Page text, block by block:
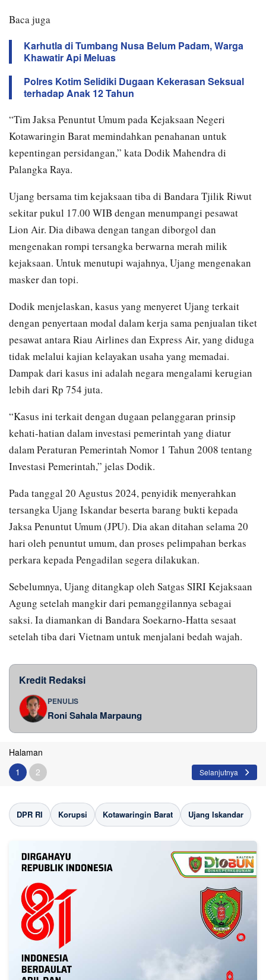
Baca juga
Karhutla di Tumbang Nusa Belum Padam, Warga
Khawatir Api Meluas
Polres Kotim Selidiki Dugaan Kekerasan Seksual
terhadap Anak 12 Tahun
“Tim Jaksa Penuntut Umum pada Kejaksaan Negeri
Kotawaringin Barat memindahkan penahanan untuk
kepentingan persidangan,” kata Dodik Mahendra di
Palangka Raya.
Ujang bersama tim kejaksaan tiba di Bandara Tjilik Riwut
sekitar pukul 17.00 WIB dengan menumpangi pesawat
Lion Air. Dia dibawa dengan tangan diborgol dan
mengenakan rompi tersangka berwarna merah milik
kejaksaan. Untuk menutupi wajahnya, Ujang mengenakan
masker dan topi.
Dodik menjelaskan, kasus yang menyeret Ujang terkait
dengan penyertaan modal dalam kerja sama penjualan tiket
pesawat antara Riau Airlines dan Express Air, yang diduga
tidak melalui kajian kelayakan usaha yang memadai.
Dampak dari kasus ini adalah negara mengalami kerugian
lebih dari Rp 754 juta.
“Kasus ini terkait dengan dugaan pelanggaran prinsip
kehati-hatian dalam investasi pemerintah yang diatur
dalam Peraturan Pemerintah Nomor 1 Tahun 2008 tentang
Investasi Pemerintah,” jelas Dodik.
Pada tanggal 20 Agustus 2024, penyidik menyerahkan
tersangka Ujang Iskandar beserta barang bukti kepada
Jaksa Penuntut Umum (JPU). Dia akan ditahan selama 20
hari oleh penuntut umum, dan proses pelimpahan berkas
perkara kepada Pengadilan segera dilakukan.
Sebelumnya, Ujang ditangkap oleh Satgas SIRI Kejaksaan
Agung setelah mangkir dari pemanggilannya sebagai
saksi. Ia diamankan di Bandara Soekarno-Hatta sesaat
setelah tiba dari Vietnam untuk menjalani bedah wajah.
Kredit Redaksi
PENULIS
Roni Sahala Marpaung
Halaman
1
2 Selanjutnya
DPR RI Korupsi Kotawaringin Barat Ujang Iskandar